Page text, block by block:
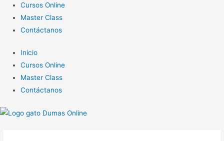
Cursos Online
Master Class
Contáctanos
Inicio
Cursos Online
Master Class
Contáctanos